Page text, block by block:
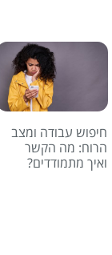
חיפוש עבודה ומצב
הרוח: מה הקשר
ואיך מתמודדים?